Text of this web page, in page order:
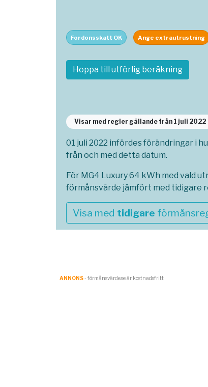
Fordonsskatt OK Ange extrautrustning
Hoppa till utförlig beräkning
Visar med regler gällande från 1 juli 2022
01 juli 2022 infördes förändringar i
från och med detta datum.
För MG4 Luxury 64 kWh med vald
förmånsvärde jämfört med tidigare
Visa med tidigare
ANNONS- förmånsvärde.se är kostnadsfritt